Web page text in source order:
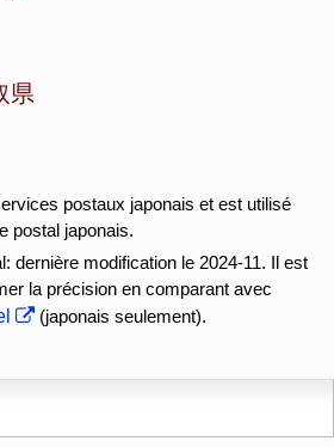
県
postaux japonais et est utilisé
postal japonais.
dernière modification le 2024-11. Il est
la précision en comparant avec
(japonais seulement).